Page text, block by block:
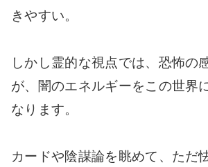
きやすい。
しかし霊的な視点では、恐怖の
が、闇のエネルギーをこの世界
なります。
カードや陰謀論を眺めて、ただ